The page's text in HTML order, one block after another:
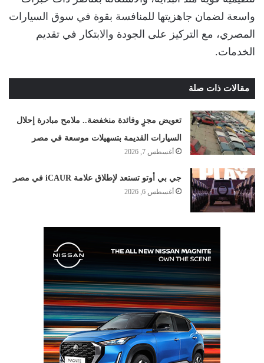
واسعة لضمان جاهزيتها للمنافسة بقوة في سوق السيارات
المصري، مع التركيز على الجودة والابتكار في تقديم
الخدمات.
مقالات ذات صلة
تعويض مجزٍ وفائدة منخفضة.. ملامح مبادرة إحلال
السيارات القديمة بتسهيلات موسعة في مصر
أغسطس 7, 2026
جي بي أوتو تستعد لإطلاق علامة iCAUR في مصر
أغسطس 6, 2026